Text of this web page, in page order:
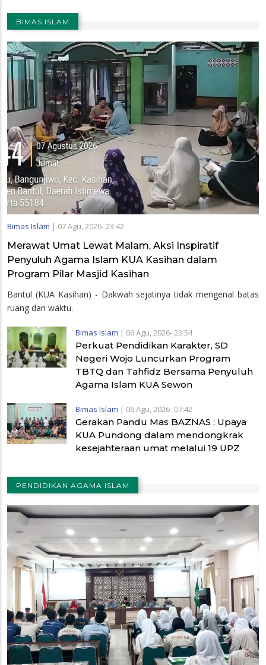
BIMAS ISLAM
Bimas Islam | 07 Agu, 2026- 23:42
Merawat Umat Lewat Malam, Aksi Inspiratif
Penyuluh Agama Islam KUA Kasihan dalam
Program Pilar Masjid Kasihan
Bantul (KUA Kasihan) - Dakwah sejatinya tidak mengenal batas
ruang dan waktu.
Bimas Islam | 06 Agu, 2026- 23:54
Perkuat Pendidikan Karakter, SD
Negeri Wojo Luncurkan Program
TBTQ dan Tahfidz Bersama Penyuluh
Agama Islam KUA Sewon
Bimas Islam | 06 Agu, 2026- 07:42
Gerakan Pandu Mas BAZNAS : Upaya
KUA Pundong dalam mendongkrak
kesejahteraan umat melalui 19 UPZ
PENDIDIKAN AGAMA ISLAM